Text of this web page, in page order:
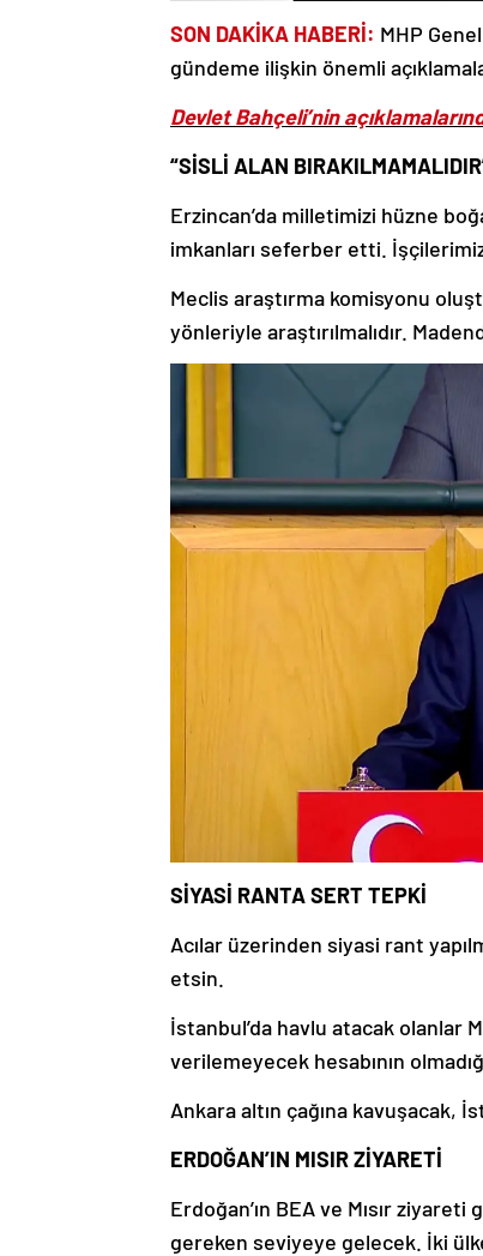
SON DAKİKA HABERİ: MHP
gündeme ilişkin önemli
Devlet Bahçeli’nin
“SİSLİ ALAN
Erzincan’da milletimizi hüzne
imkanları seferber etti.
Meclis araştırma komisyonu
yönleriyle araştırılmalıdır.
SİYASİ RANTA SERT TEPKİ
Acılar üzerinden siyasi rant
etsin.
İstanbul’da havlu atacak olanlar
verilemeyecek hesabının
Ankara altın çağına kavuşacak,
ERDOĞAN’IN MISIR ZİYARETİ
Erdoğan’ın BEA ve Mısır
gereken seviyeye gelecek. İki